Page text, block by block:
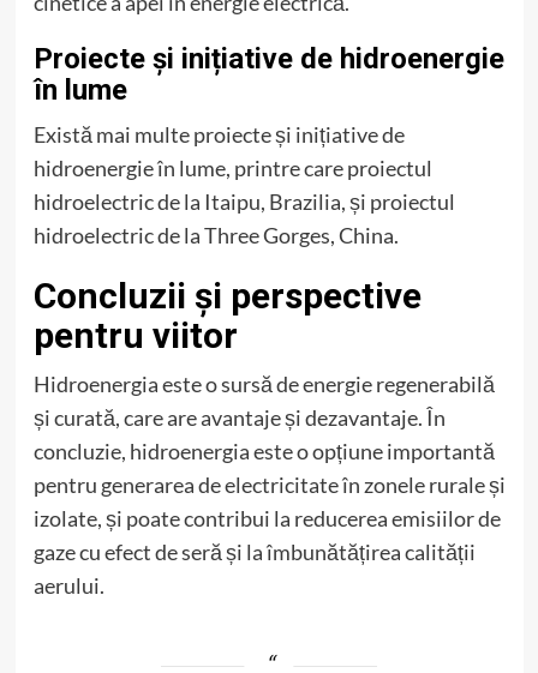
Proiecte și inițiative de hidroenergie
în lume
Există mai multe proiecte și inițiative de
hidroenergie în lume, printre care proiectul
hidroelectric de la Itaipu, Brazilia, și proiectul
hidroelectric de la Three Gorges, China.
Concluzii și perspective
pentru viitor
Hidroenergia este o sursă de energie regenerabilă
și curată, care are avantaje și dezavantaje. În
concluzie, hidroenergia este o opțiune importantă
pentru generarea de electricitate în zonele rurale și
izolate, și poate contribui la reducerea emisiilor de
gaze cu efect de seră și la îmbunătățirea calității
aerului.